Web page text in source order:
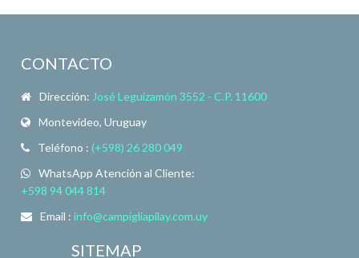
CONTACTO
Dirección: José Leguizamón 3552 - C.P. 11600
Montevideo, Uruguay
Teléfono : (+598) 26 280 049
WhatsApp Atención al Cliente:
+598 94 044 814
Email :info@campigliapilay.com.uy
SITEMAP